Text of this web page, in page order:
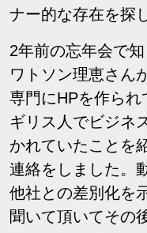
ナー的な存在を探
2年前の忘年会で
ワトソン理恵さん
専門にHPを作られ
ギリス人でビジネ
かれていたことを
連絡をしました。
他社との差別化を
聞いて頂いてその